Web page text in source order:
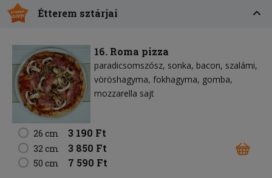
Étterem sztárjai
16. Roma pizza
paradicsomszósz sonka bacon szalámi
vöröshagyma fokhagyma gomba
mozzarella sajt
26 cm 3 190 Ft
32 cm 3 850 Ft
50 cm 7 590 Ft